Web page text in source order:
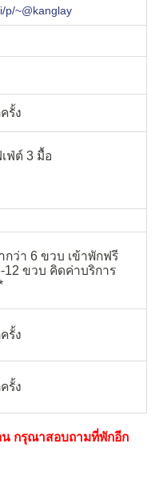
p/~@kanglay
รั้ง
ฟ่ต์ 3 มื้อ
กว่า 6 ขวบ เข้าพักฟรี
12 ขวบ คิดค่าบริการ
รั้ง
รั้ง
น กรุณาสอบถามที่พักอีก